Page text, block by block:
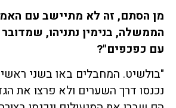
מן הסתם, זה לא מתיישב עם
הממשלה, בנימין נתניהו,
עם כפכפים"?
"בולשיט. המחבלים באו בשני
נכנסו דרך השערים ולא פרצו את